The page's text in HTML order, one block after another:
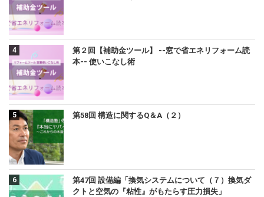
第２回【補助金ツール】 --窓で省エネリフォーム読
本-- 使いこなし術
第58回 構造に関するQ＆A（２）
第47回 設備編「換気システムについて（７）換気ダ
クトと空気の『粘性』がもたらす圧力損失」